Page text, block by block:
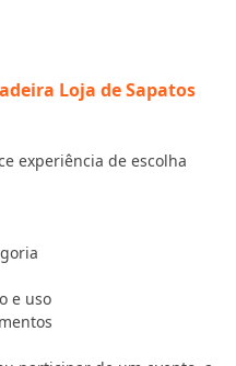
Loja de Sapatos
experiência de escolha
e uso